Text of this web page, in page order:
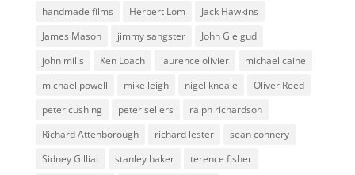
handmade films
Herbert Lom
Jack Hawkins
James Mason
jimmy sangster
John Gielgud
john mills
Ken Loach laurence olivier
michael caine
michael powell
mike leigh nigel kneale
Oliver Reed
peter cushing
peter sellers
ralph richardson
Richard Attenborough
richard lester
sean connery
Sidney Gilliat
stanley baker
terence fisher